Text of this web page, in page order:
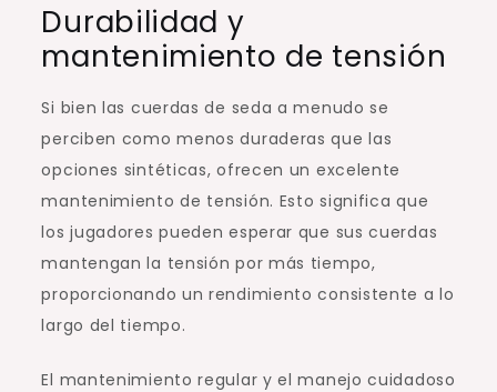
Durabilidad y
mantenimiento de tensión
Si bien las cuerdas de seda a menudo se
perciben como menos duraderas que las
opciones sintéticas, ofrecen un excelente
mantenimiento de tensión. Esto significa que
los jugadores pueden esperar que sus cuerdas
mantengan la tensión por más tiempo,
proporcionando un rendimiento consistente a lo
largo del tiempo.
El mantenimiento regular y el manejo cuidadoso